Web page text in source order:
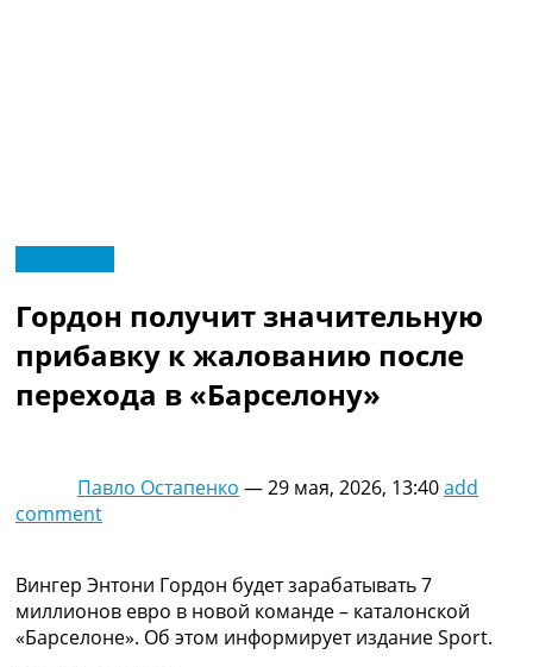
МенюНовости футбола
Видео
Трансферы
Новости футбола Украины
Логин
Рейтинги
Турниры
Чемпионат Мира
Украина. Премьер-Лига
Гордон получит значительную
прибавку к жалованию после
перехода в «Барселону»
Павло Остапенко —29 мая, 2026, 13:40add
comment
Вингер Энтони Гордон будет зарабатывать 7
миллионов евро в новой команде – каталонской
«Барселоне». Об этом информирует издание Sport.